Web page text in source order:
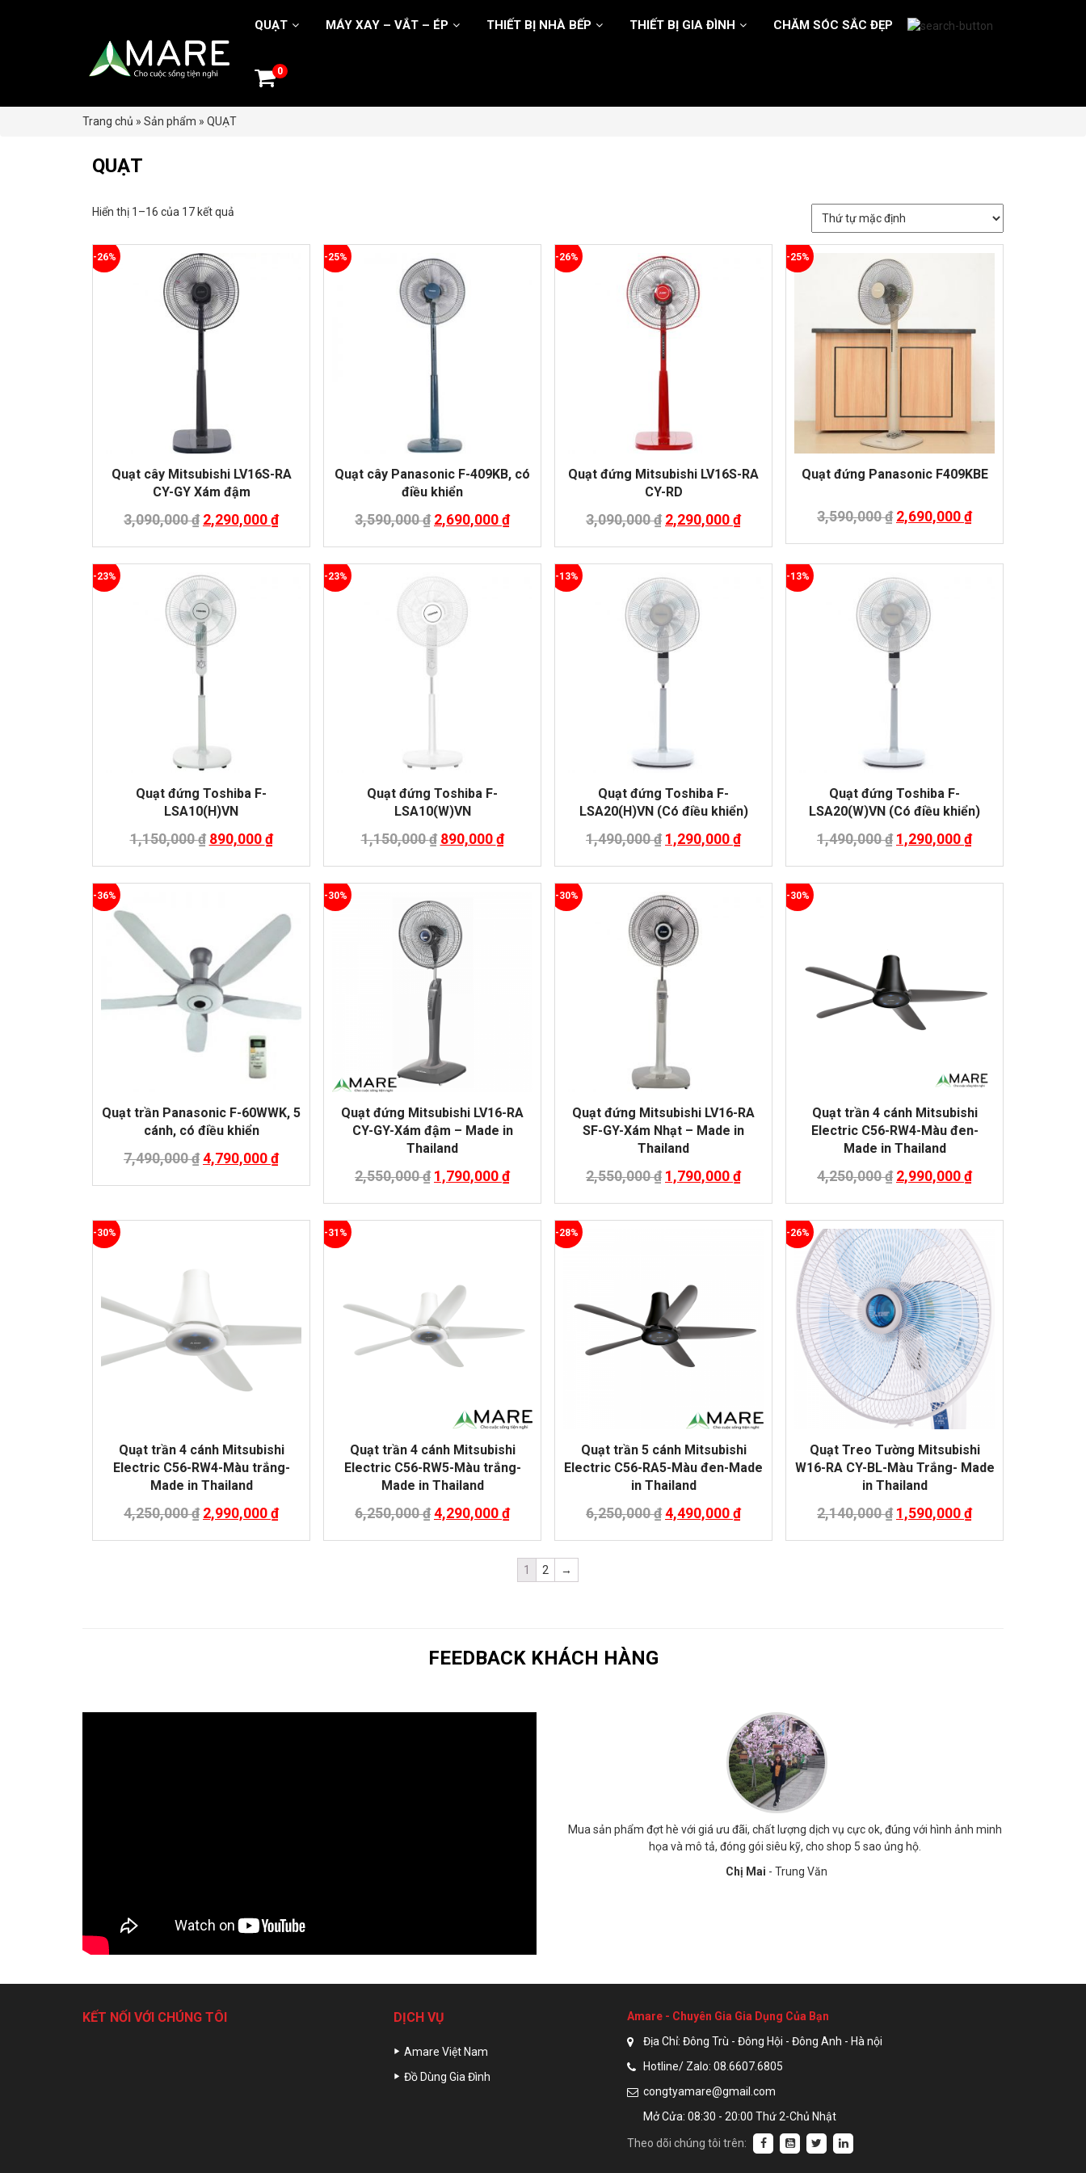
QUẠT MÁY XAY – VẮT – ÉP THIẾT BỊ NHÀ BẾP THIẾT BỊ GIA ĐÌNH CHĂM SÓC SẮC ĐẸP
0
Trang chủ » Sản phẩm » QUẠT
QUẠT
Hiển thị 1–16 của 17 kết quả
-26%
Quạt cây Mitsubishi LV16S-RA
CY-GY Xám đậm
3,090,000₫ 2,290,000 ₫
-25%
Quạt cây Panasonic F-409KB, có
điều khiển
3,590,000₫ 2,690,000 ₫
-26%
Quạt đứng Mitsubishi LV16S-RA
CY-RD
3,090,000₫ 2,290,000 ₫
-25%
Quạt đứng Panasonic F409KBE
3,590,000₫ 2,690,000 ₫
-23%
Quạt đứng Toshiba F-
LSA10(H)VN
1,150,000₫ 890,000 ₫
-23%
Quạt đứng Toshiba F-
LSA10(W)VN
1,150,000₫ 890,000 ₫
-13%
Quạt đứng Toshiba F-
LSA20(H)VN (Có điều khiển)
1,490,000₫ 1,290,000 ₫
-13%
Quạt đứng Toshiba F-
LSA20(W)VN (Có điều khiển)
1,490,000₫ 1,290,000 ₫
-36%
Quạt trần Panasonic F-60WWK, 5
cánh, có điều khiển
7,490,000₫ 4,790,000 ₫
-30%
Quạt đứng Mitsubishi LV16-RA
CY-GY-Xám đậm – Made in
Thailand
2,550,000₫ 1,790,000 ₫
-30%
Quạt đứng Mitsubishi LV16-RA
SF-GY-Xám Nhạt – Made in
Thailand
2,550,000₫ 1,790,000 ₫
-30%
Quạt trần 4 cánh Mitsubishi
Electric C56-RW4-Màu đen-
Made in Thailand
4,250,000₫ 2,990,000 ₫
-30%
Quạt trần 4 cánh Mitsubishi
Electric C56-RW4-Màu trắng-
Made in Thailand
4,250,000₫ 2,990,000 ₫
-31%
Quạt trần 4 cánh Mitsubishi
Electric C56-RW5-Màu trắng-
Made in Thailand
6,250,000₫ 4,290,000 ₫
-28%
Quạt trần 5 cánh Mitsubishi
Electric C56-RA5-Màu đen-Made
in Thailand
6,250,000₫ 4,490,000 ₫
-26%
Quạt Treo Tường Mitsubishi
W16-RA CY-BL-Màu Trắng- Made
in Thailand
2,140,000₫ 1,590,000 ₫
1 2 →
FEEDBACK KHÁCH HÀNG
Mua sản phẩm đợt hè với giá ưu đãi, chất lượng dịch vụ cực ok, đúng với hình ảnh minh
họa và mô tả, đóng gói siêu kỹ, cho shop 5 sao ủng hộ.
Chị Mai - Trung Văn
KẾT NỐI VỚI CHÚNG TÔI DỊCH VỤ
Amare Việt Nam
Đồ Dùng Gia Đình
Amare - Chuyên Gia Gia Dụng Của Bạn
Địa Chỉ: Đông Trù - Đông Hội - Đông Anh - Hà nội
Hotline/ Zalo: 08.6607.6805
congtyamare@gmail.com
Mở Cửa: 08:30 - 20:00 Thứ 2-Chủ Nhật
Theo dõi chúng tôi trên: